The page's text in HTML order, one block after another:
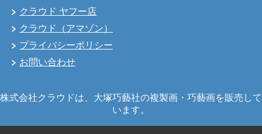
クラウド ヤフー店
クラウド（アマゾン）
プライバシーポリシー
お問い合わせ
株式会社クラウドは、大塚巧藝社の複製画・巧藝画を販売して
います。